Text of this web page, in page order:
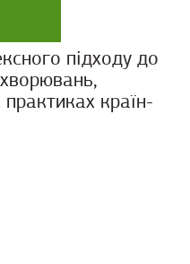
підходу до
країн-